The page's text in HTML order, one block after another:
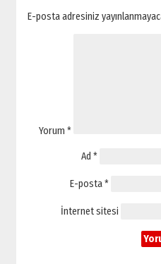
E-posta adresiniz
Yorum *
Ad *
E-posta*
İnternet sitesi